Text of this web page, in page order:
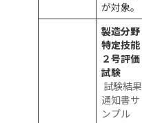
が対象。
製造分野
特定技能
２号評価
試験
試験結果
通知書サ
ンプル